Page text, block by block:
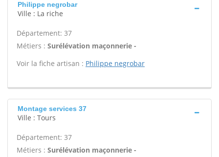
Philippe negrobar
Ville : La riche
Département: 37
Métiers : Surélévation maçonnerie -
Voir la fiche artisan : Philippe negrobar
Montage services 37
Ville : Tours
Département: 37
Métiers : Surélévation maçonnerie -